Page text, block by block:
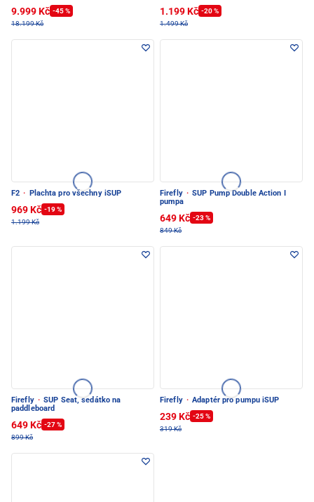
9.999 Kč -45 %
18.199 Kč
1.199 Kč -20 %
1.499 Kč
F2 · Plachta pro všechny iSUP
969 Kč -19 %
1.199 Kč
Firefly · SUP Pump Double Action I
pumpa
649 Kč -23 %
849 Kč
Firefly · SUP Seat, sedátko na
paddleboard
649 Kč -27 %
899 Kč
Firefly · Adaptér pro pumpu iSUP
239 Kč -25 %
319 Kč